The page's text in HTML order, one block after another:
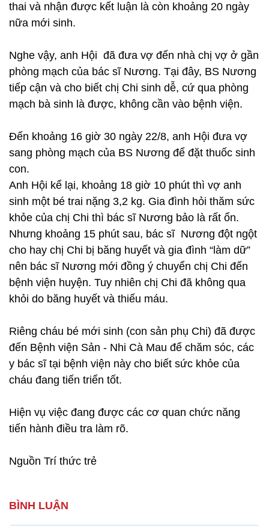
thai và nhận được kết luận là còn khoảng 20 ngày
nữa mới sinh.
Nghe vậy, anh Hội đã đưa vợ đến nhà chị vợ ở gần
phòng mạch của bác sĩ Nương. Tại đây, BS Nương
tiếp cận và cho biết chị Chi sinh dễ, cứ qua phòng
mạch bà sinh là được, không cần vào bệnh viện.
Đến khoảng 16 giờ 30 ngày 22/8, anh Hội đưa vợ
sang phòng mạch của BS Nương để đặt thuốc sinh
con.
Anh Hội kể lại, khoảng 18 giờ 10 phút thì vợ anh
sinh một bé trai nặng 3,2 kg. Gia đình hỏi thăm sức
khỏe của chị Chi thì bác sĩ Nương bảo là rất ổn.
Nhưng khoảng 15 phút sau, bác sĩ Nương đột ngột
cho hay chị Chi bị băng huyết và gia đình “làm dữ”
nên bác sĩ Nương mới đồng ý chuyển chị Chi đến
bệnh viện huyện. Tuy nhiên chị Chi đã không qua
khỏi do băng huyết và thiếu máu.
Riêng cháu bé mới sinh (con sản phụ Chi) đã được
đến Bệnh viện Sản - Nhi Cà Mau để chăm sóc, các
y bác sĩ tại bệnh viện này cho biết sức khỏe của
cháu đang tiến triển tốt.
Hiện vụ việc đang được các cơ quan chức năng
tiến hành điều tra làm rõ.
Nguồn Trí thức trẻ